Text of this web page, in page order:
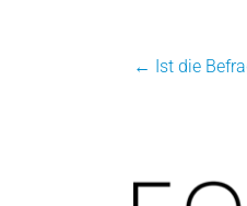
← Ist die